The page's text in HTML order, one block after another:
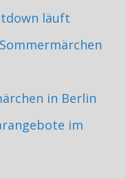
läuft
in Berlin
im